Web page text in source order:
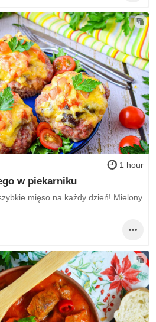
1 hour
w piekarniku
mięso na każdy dzień! Mielony